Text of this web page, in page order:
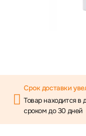
Срок доставки
Товар находится в
сроком до 30 дней